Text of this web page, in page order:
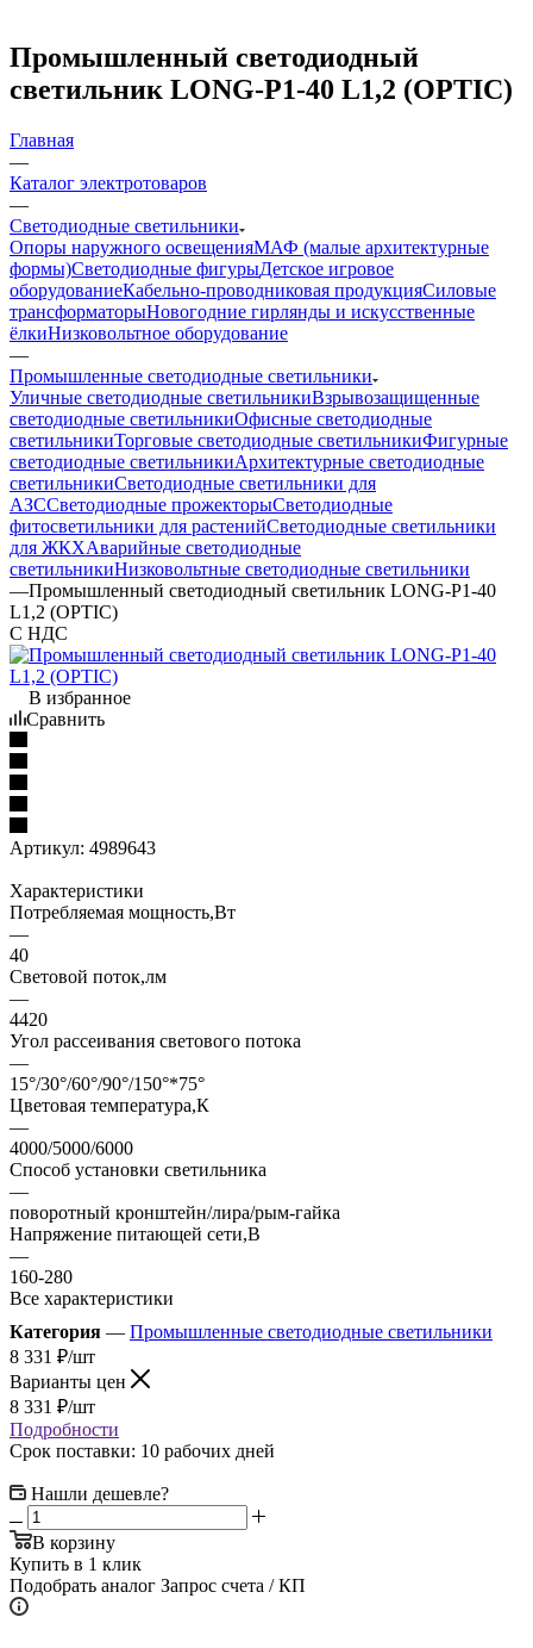
Промышленный светодиодный
светильник LONG-P1-40 L1,2 (OPTIC)
Главная
—
Каталог электротоваров
—
Светодиодные светильники
Опоры наружного освещенияМАФ (малые архитектурные
формы)Светодиодные фигурыДетское игровое
оборудованиеКабельно-проводниковая продукцияСиловые
трансформаторыНовогодние гирлянды и искусственные
ёлкиНизковольтное оборудование
—
Промышленные светодиодные светильники
Уличные светодиодные светильникиВзрывозащищенные
светодиодные светильникиОфисные светодиодные
светильникиТорговые светодиодные светильникиФигурные
светодиодные светильникиАрхитектурные светодиодные
светильникиСветодиодные светильники для
АЗССветодиодные прожекторыСветодиодные
фитосветильники для растенийСветодиодные светильники
для ЖКХАварийные светодиодные
светильникиНизковольтные светодиодные светильники
—Промышленный светодиодный светильник LONG-P1-40
L1,2 (OPTIC)
С НДС
В избранное
Сравнить
Артикул: 4989643
Характеристики
Потребляемая мощность,Вт
—
40
Световой поток,лм
—
4420
Угол рассеивания светового потока
—
15°/30°/60°/90°/150°*75°
Цветовая температура,К
—
4000/5000/6000
Способ установки светильника
—
поворотный кронштейн/лира/рым-гайка
Напряжение питающей сети,В
—
160-280
Все характеристики
Категория — Промышленные светодиодные светильники
8 331 ₽/шт
Варианты цен
8 331 ₽/шт
Подробности
Срок поставки: 10 рабочих дней
Нашли дешевле?
В корзину
Купить в 1 клик
Подобрать аналог Запрос счета / КП